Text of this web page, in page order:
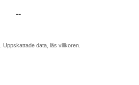
--
data, läs villkoren.